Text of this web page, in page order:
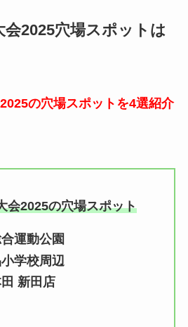
2025穴場スポットは
の穴場スポットを4選紹介
会2025の穴場スポット
運動公園
学校周辺
新田店